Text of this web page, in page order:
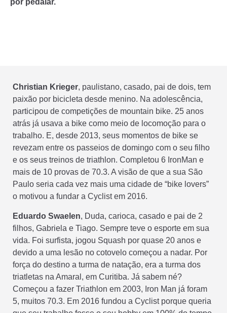
por pedalar.
Christian Krieger, paulistano, casado, pai de dois, tem
paixão por bicicleta desde menino. Na adolescência,
participou de competições de mountain bike. 25 anos
atrás já usava a bike como meio de locomoção para o
trabalho. E, desde 2013, seus momentos de bike se
revezam entre os passeios de domingo com o seu filho
e os seus treinos de triathlon. Completou 6 IronMan e
mais de 10 provas de 70.3. A visão de que a sua São
Paulo seria cada vez mais uma cidade de “bike lovers”
o motivou a fundar a Cyclist em 2016.
Eduardo Swaelen, Duda, carioca, casado e pai de 2
filhos, Gabriela e Tiago. Sempre teve o esporte em sua
vida. Foi surfista, jogou Squash por quase 20 anos e
devido a uma lesão no cotovelo começou a nadar. Por
força do destino a turma de natação, era a turma dos
triatletas na Amaral, em Curitiba. Já sabem né?
Começou a fazer Triathlon em 2003, Iron Man já foram
5, muitos 70.3. Em 2016 fundou a Cyclist porque queria